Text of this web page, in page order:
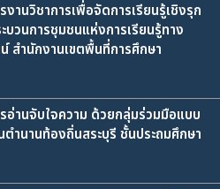
านวิชาการเพื่อจัดการเรียนรู้เชิงรุก
วนการชุมชนแห่งการเรียนรู้ทาง
สำนักงานเขตพื้นที่การศึกษา
อ่านจับใจความ ด้วยกลุ่มร่วมมือแบบ
ำนานท้องถิ่นสระบุรี ชั้นประถมศึกษา